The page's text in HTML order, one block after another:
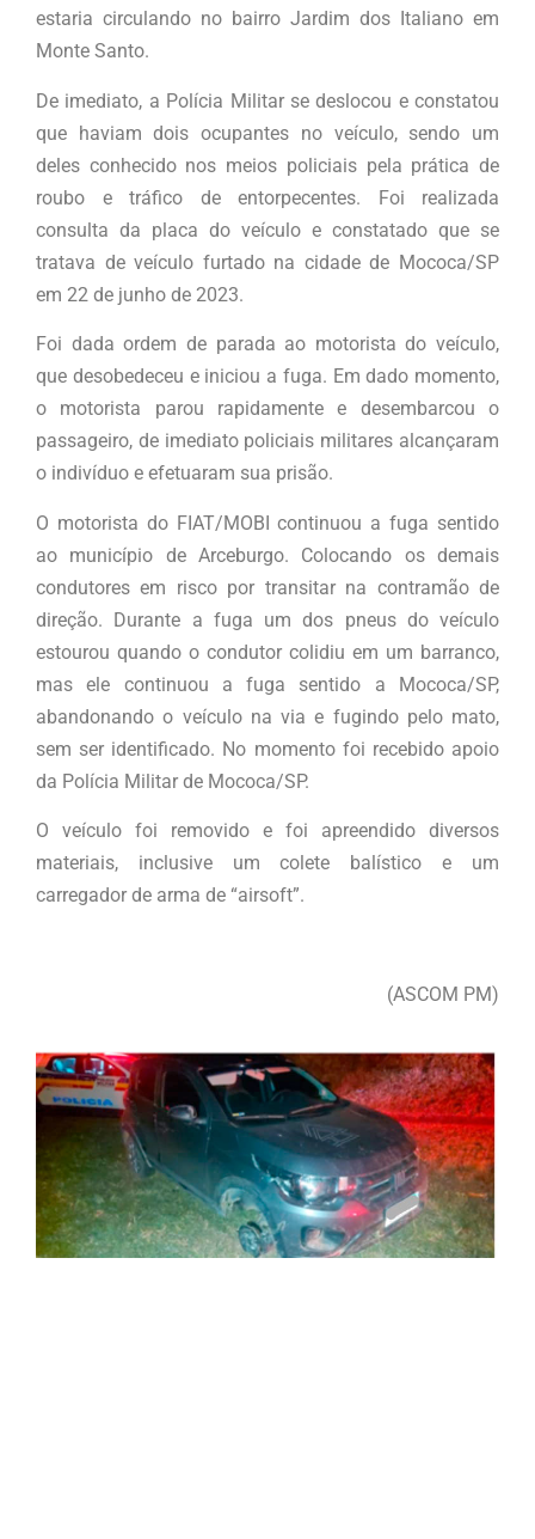
estaria circulando no bairro Jardim dos Italiano em
Monte Santo.
De imediato, a Polícia Militar se deslocou e constatou
que haviam dois ocupantes no veículo, sendo um
deles conhecido nos meios policiais pela prática de
roubo e tráfico de entorpecentes. Foi realizada
consulta da placa do veículo e constatado que se
tratava de veículo furtado na cidade de Mococa/SP
em 22 de junho de 2023.
Foi dada ordem de parada ao motorista do veículo,
que desobedeceu e iniciou a fuga. Em dado momento,
o motorista parou rapidamente e desembarcou o
passageiro, de imediato policiais militares alcançaram
o indivíduo e efetuaram sua prisão.
O motorista do FIAT/MOBI continuou a fuga sentido
ao município de Arceburgo. Colocando os demais
condutores em risco por transitar na contramão de
direção. Durante a fuga um dos pneus do veículo
estourou quando o condutor colidiu em um barranco,
mas ele continuou a fuga sentido a Mococa/SP,
abandonando o veículo na via e fugindo pelo mato,
sem ser identificado. No momento foi recebido apoio
da Polícia Militar de Mococa/SP.
O veículo foi removido e foi apreendido diversos
materiais, inclusive um colete balístico e um
carregador de arma de “airsoft”.
(ASCOM PM)